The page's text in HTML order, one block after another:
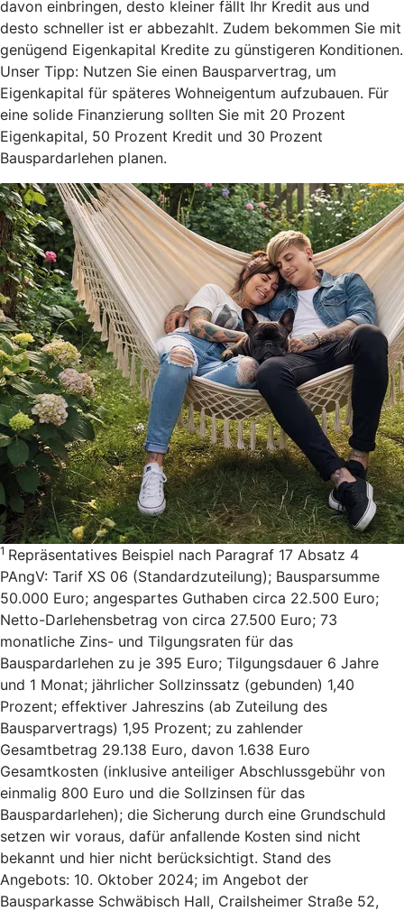
davon einbringen, desto kleiner fällt Ihr Kredit aus und
desto schneller ist er abbezahlt. Zudem bekommen Sie mit
genügend Eigenkapital Kredite zu günstigeren Konditionen.
Unser Tipp: Nutzen Sie einen Bausparvertrag, um
Eigenkapital für späteres Wohneigentum aufzubauen. Für
eine solide Finanzierung sollten Sie mit 20 Prozent
Eigenkapital, 50 Prozent Kredit und 30 Prozent
Bauspardarlehen planen.
1 Repräsentatives Beispiel nach Paragraf 17 Absatz 4
PAngV: Tarif XS 06 (Standardzuteilung); Bausparsumme
50.000 Euro; angespartes Guthaben circa 22.500 Euro;
Netto-Darlehensbetrag von circa 27.500 Euro; 73
monatliche Zins- und Tilgungsraten für das
Bauspardarlehen zu je 395 Euro; Tilgungsdauer 6 Jahre
und 1 Monat; jährlicher Sollzinssatz (gebunden) 1,40
Prozent; effektiver Jahreszins (ab Zuteilung des
Bausparvertrags) 1,95 Prozent; zu zahlender
Gesamtbetrag 29.138 Euro, davon 1.638 Euro
Gesamtkosten (inklusive anteiliger Abschlussgebühr von
einmalig 800 Euro und die Sollzinsen für das
Bauspardarlehen); die Sicherung durch eine Grundschuld
setzen wir voraus, dafür anfallende Kosten sind nicht
bekannt und hier nicht berücksichtigt. Stand des
Angebots: 10. Oktober 2024; im Angebot der
Bausparkasse Schwäbisch Hall, Crailsheimer Straße 52,